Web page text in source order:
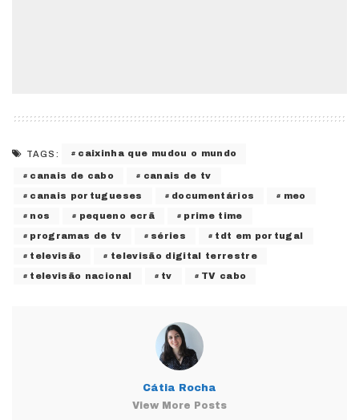
TAGS: caixinha que mudou o mundo
canais de cabo canais de tv
canais portugueses documentários meo
nos pequeno ecrã prime time
programas de tv séries tdt em portugal
televisão televisão digital terrestre
televisão nacional tv TV cabo
Cátia Rocha
View More Posts